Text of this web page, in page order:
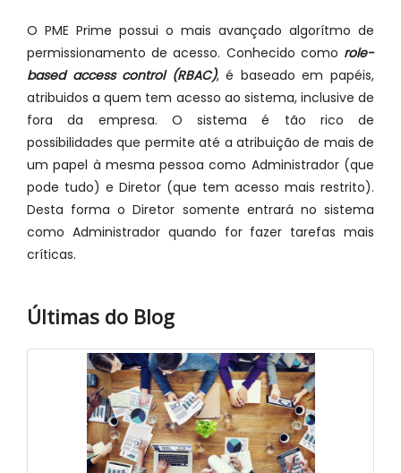
O PME Prime possui o mais avançado algorítmo de
permissionamento de acesso. Conhecido como role-
based access control (RBAC), é baseado em papéis,
atribuidos a quem tem acesso ao sistema, inclusive de
fora da empresa. O sistema é tão rico de
possibilidades que permite até a atribuição de mais de
um papel à mesma pessoa como Administrador (que
pode tudo) e Diretor (que tem acesso mais restrito).
Desta forma o Diretor somente entrará no sistema
como Administrador quando for fazer tarefas mais
críticas.
Últimas do Blog